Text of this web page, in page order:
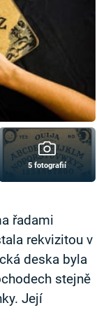
5 fotografií
řadami
rekvizitou v
deska byla
stejně
Její